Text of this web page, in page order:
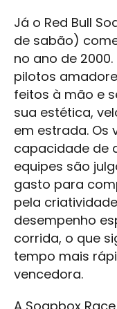
Já o Red Bull
de sabão)
no ano de
pilotos
feitos à mão e
sua estética,
em estrada. Os
capacidade de
equipes são
gasto para
pela
desempenho
corrida, o que
tempo mais
vencedora.